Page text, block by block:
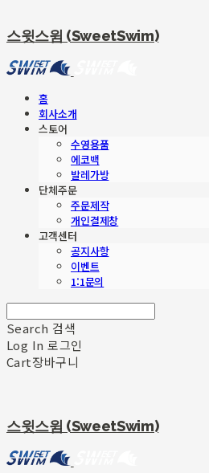
스윗스윔 (SweetSwim)
홈
회사소개
스토어
수영용품
에코백
발레가방
단체주문
주문제작
개인결제창
고객센터
공지사항
이벤트
1:1문의
Search 검색
Log In 로그인
Cart장바구니
스윗스윔 (SweetSwim)